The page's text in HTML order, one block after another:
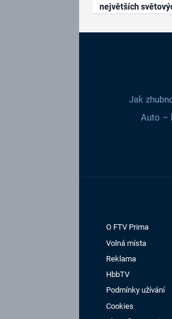
největších
Jak
Auto –
O FTV Prima
Volná místa
Reklama
HbbTV
Podmínky užívání
Cookies